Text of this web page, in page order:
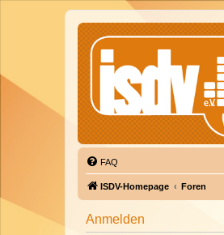
FAQ
ISDV-Homepage Foren
Anmelden